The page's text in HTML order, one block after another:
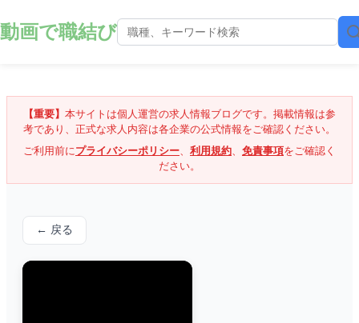
動画で職結び
【重要】 本サイトは個人運営の求人情報ブログです。掲載情報は参
考であり、正式な求人内容は各企業の公式情報をご確認ください。
ご利用前にプライバシーポリシー、 利用規約、 免責事項をご確認く
ださい。
← 戻る